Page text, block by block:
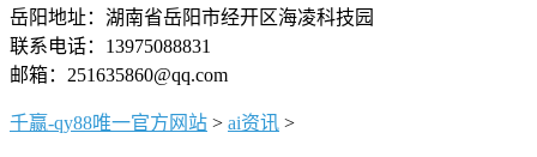
岳阳地址：湖南省岳阳市经开区海凌科技园
联系电话：13975088831
邮箱：251635860@qq.com
千赢-qy88唯一官方网站 > ai资讯 >